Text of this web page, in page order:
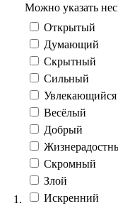
1.
Можно указать
Открытый
Думающий
Скрытный
Сильный
Увлекающийся
Весёлый
Добрый
Скромный
Злой
Искренний